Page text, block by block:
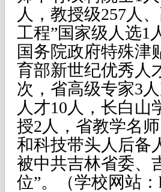
人，教授级257人
工程”国家级人选1
国务院政府特殊津
育部新世纪优秀人
次，省高级专家3
人才10人，长白山
授2人，省教学名
和科技带头人后备
被中共吉林省委、
位”。（学校网站：